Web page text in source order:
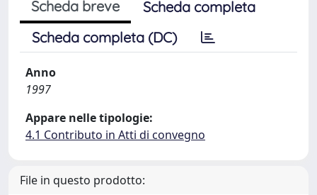
Scheda breve
Scheda completa
Scheda completa (DC)
Anno
1997
Appare nelle tipologie:
4.1 Contributo in Atti di convegno
File in questo prodotto: